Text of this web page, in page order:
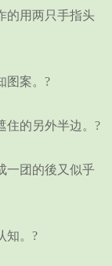
用两只手指头
案。?
的另外半边。?
团的後又似乎
知。?